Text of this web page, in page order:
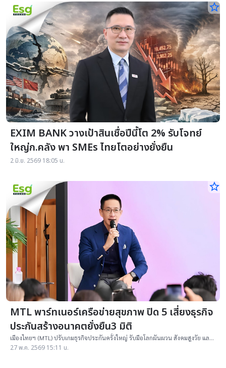
star_border
EXIM BANK วางเป้าสินเชื่อปีนี้โต 2% รับโจทย์
ใหญ่ก.คลัง พา SMEs ไทยโตอย่างยั่งยืน
2 มิ.ย. 2569 18:05 น.
star_border
MTL พาร์ทเนอร์เครือข่ายสุขภาพ ปิด 5 เสี่ยงธุรกิจ
ประกันสร้างอนาคตยั่งยืน3 มิติ
เมืองไทยฯ (MTL) ปรับเกมธุรกิจประกันครั้งใหญ่ รับมือโลกผันผวน สังคมสูงวัย และ
ค่ารักษาพุ่ง วางระบบนิเวศสุขภาพครบวงจร สกัดเงินเวลท์ไทยไหลออกนอก
27 พ.ค. 2569 15:11 น.